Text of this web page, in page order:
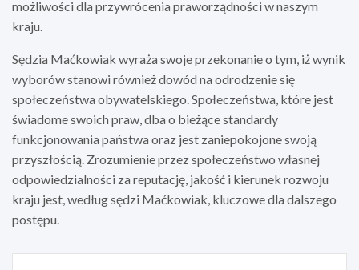
możliwości dla przywrócenia praworządności w naszym
kraju.
Sędzia Maćkowiak wyraża swoje przekonanie o tym, iż wynik
wyborów stanowi również dowód na odrodzenie się
społeczeństwa obywatelskiego. Społeczeństwa, które jest
świadome swoich praw, dba o bieżące standardy
funkcjonowania państwa oraz jest zaniepokojone swoją
przyszłością. Zrozumienie przez społeczeństwo własnej
odpowiedzialności za reputację, jakość i kierunek rozwoju
kraju jest, według sędzi Maćkowiak, kluczowe dla dalszego
postępu.